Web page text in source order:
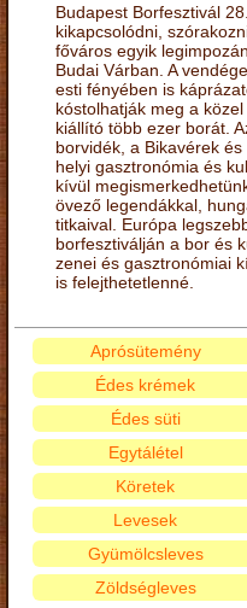
Budapest Borfesztivál
kikapcsolódni,
főváros egyik
Budai Várban. A
esti fényében is
kóstolhatják meg a
kiállító több ezer borát.
borvidék, a Bikavérek
helyi gasztronómia és
kívül
övező legendákkal,
titkaival. Európa
borfesztiválján a bor és
zenei és gasztronómiai
is felejthetetlenné.
Aprósütemény
Édes krémek
Édes süti
Egytálétel
Köretek
Levesek
Gyümölcsleves
Zöldségleves